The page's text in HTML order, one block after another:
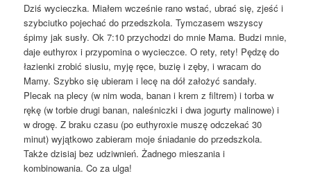
Dziś wycieczka. Miałem wcześnie rano wstać, ubrać się, zjeść i
szybciutko pojechać do przedszkola. Tymczasem wszyscy
śpimy jak susły. Ok 7:10 przychodzi do mnie Mama. Budzi mnie,
daje euthyrox i przypomina o wycieczce. O rety, rety! Pędzę do
łazienki zrobić siusiu, myję ręce, buzię i zęby, i wracam do
Mamy. Szybko się ubieram i lecę na dół założyć sandały.
Plecak na plecy (w nim woda, banan i krem z filtrem) i torba w
rękę (w torbie drugi banan, naleśniczki i dwa jogurty malinowe) i
w drogę. Z braku czasu (po euthyroxie muszę odczekać 30
minut) wyjątkowo zabieram moje śniadanie do przedszkola.
Także dzisiaj bez udziwnień. Żadnego mieszania i
kombinowania. Co za ulga!